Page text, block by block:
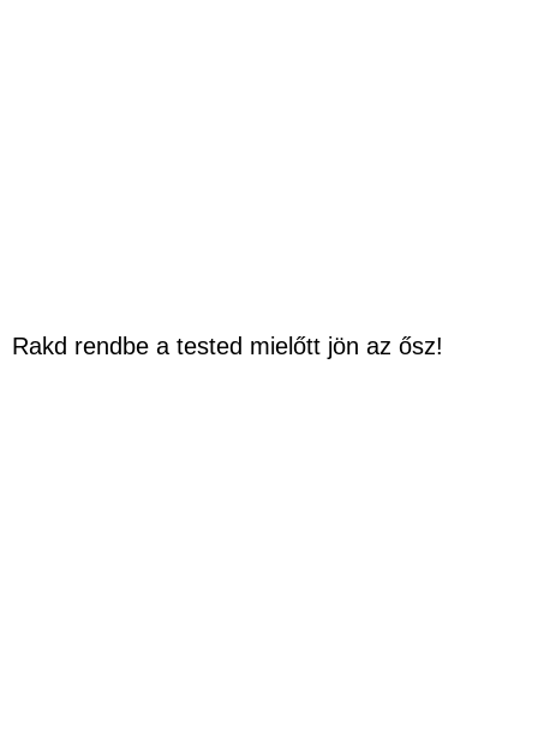
Rakd rendbe a tested mielőtt jön az ősz!